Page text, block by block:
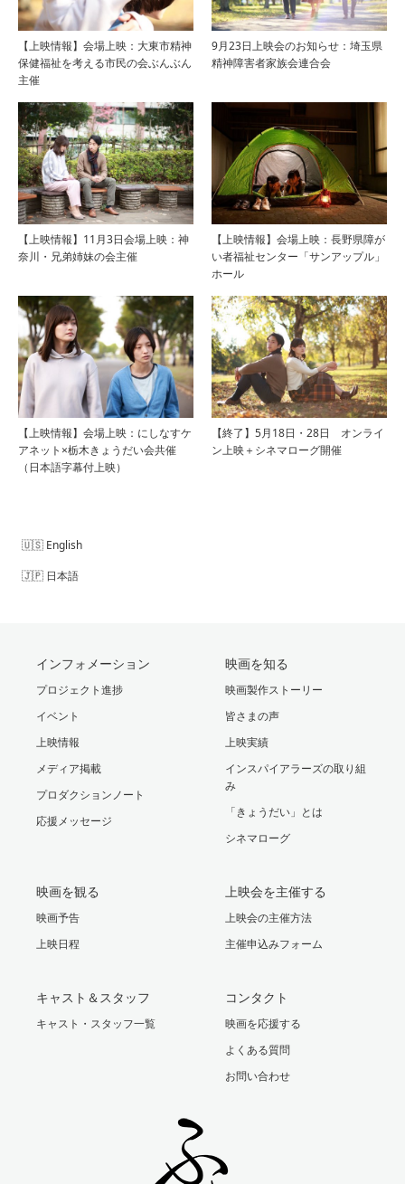
【上映情報】会場上映：大東市精神
保健福祉を考える市民の会ぶんぶん
主催
9月23日上映会のお知らせ：埼玉県
精神障害者家族会連合会
【上映情報】11月3日会場上映：神
奈川・兄弟姉妹の会主催
【上映情報】会場上映：長野県障が
い者福祉センター「サンアップル」
ホール
【上映情報】会場上映：にしなすケ
アネット×栃木きょうだい会共催
（日本語字幕付上映）
【終了】5月18日・28日 オンライ
ン上映＋シネマローグ開催
English
日本語
インフォメーション
プロジェクト進捗
イベント
上映情報
メディア掲載
プロダクションノート
応援メッセージ
映画を知る
映画製作ストーリー
皆さまの声
上映実績
インスパイアラーズの取り組
み
「きょうだい」とは
シネマローグ
映画を観る
映画予告
上映日程
上映会を主催する
上映会の主催方法
主催申込みフォーム
キャスト＆スタッフ
キャスト・スタッフ一覧
コンタクト
映画を応援する
よくある質問
お問い合わせ